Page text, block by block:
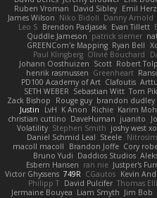
Ruben Vroman David Sibley Emil
James Wilson Niko Bidoli Danny Arnold
Leo S Brendon Padjasek Evan Tillett
Quddle Jameson patrick siemer
GREENCom'e Mapping Ryan Bell
Paul Klingberg Olivié Bouchard
Johann Oosthuizen Scott Robert
henrik rasmussen Greenheart
PD100 Academy of Art Clafoutis
SETH WEBER Sebastian Witt Tom
Zack Bishop
Rouge guy brandon dudley
Justin
LvH K Anon Richie Karim
christian cuttino DaveHuman juanito
Volatility Stephen Smith joshy west
Daniel Schmid Leal Steele
macoll macoll
Brandon Joffe Cory
Bruno Yudi Daddios Studios
Esbern Hansen ran nie Justper's
Victor Ghyssens 749R CGautos Kevin
Philipp T David Pulcifer Thomas
Jermaine Bouyea Liam Smyth Jim Bob